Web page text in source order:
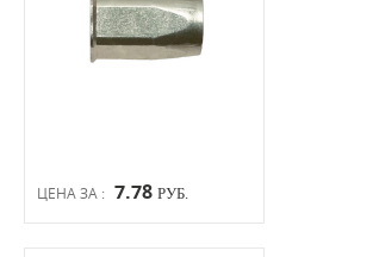
ЦЕНА ЗА : 7.78 РУБ.